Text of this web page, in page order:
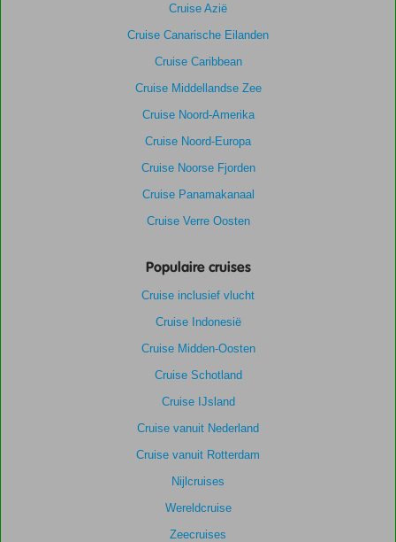
Cruise Azië
Cruise Canarische Eilanden
Cruise Caribbean
Cruise Middellandse Zee
Cruise Noord-Amerika
Cruise Noord-Europa
Cruise Noorse Fjorden
Cruise Panamakanaal
Cruise Verre Oosten
Populaire cruises
Cruise inclusief vlucht
Cruise Indonesië
Cruise Midden-Oosten
Cruise Schotland
Cruise IJsland
Cruise vanuit Nederland
Cruise vanuit Rotterdam
Nijlcruises
Wereldcruise
Zeecruises